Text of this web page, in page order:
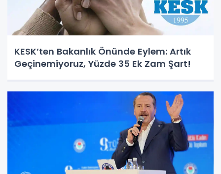
KESK’ten Bakanlık Önünde Eylem: Artık
Geçinemiyoruz, Yüzde 35 Ek Zam Şart!